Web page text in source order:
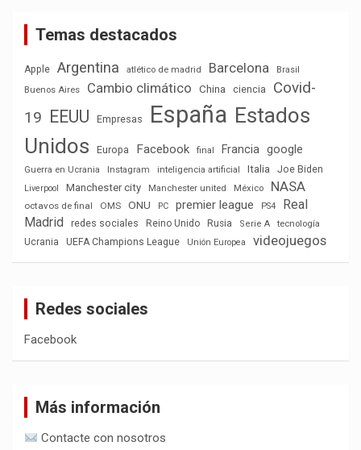
Temas destacados
Apple Argentina atlético de madrid Barcelona
Brasil
Buenos Aires
Cambio climático China ciencia
Covid-
19 EEUU Empresas España Estados
Unidos
Europa Facebook final Francia google
Guerra en Ucrania Instagram inteligencia artificial Italia Joe Biden
Liverpool Manchester city Manchester united México NASA
octavos de final OMS ONU PC premier league PS4
Real
Madrid
redes sociales Reino Unido Rusia Serie A
tecnología
Ucrania
UEFA Champions League Unión Europea videojuegos
Redes sociales
Facebook
Más información
Contacte con nosotros